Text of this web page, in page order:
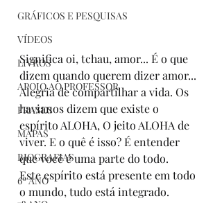
GRÁFICOS E PESQUISAS
VÍDEOS
LIVROS
APOIO AO PROFESSOR
FRASES
MAPAS
BIOGRAFIAS
6º ANO
Significa oi, tchau, amor... É o que
dizem quando querem dizer amor...
Alegria de compartilhar a vida. Os
havianos dizem que existe o
espírito ALOHA, O jeito ALOHA de
viver. E o quê é isso? É entender
que você é uma parte do todo.
Este espírito está presente em todo
o mundo, tudo está integrado.